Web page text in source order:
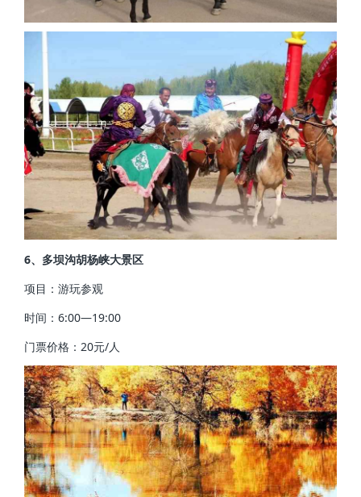
6、多坝沟胡杨峡大景区
项目：游玩参观
时间：6:00—19:00
门票价格：20元/人